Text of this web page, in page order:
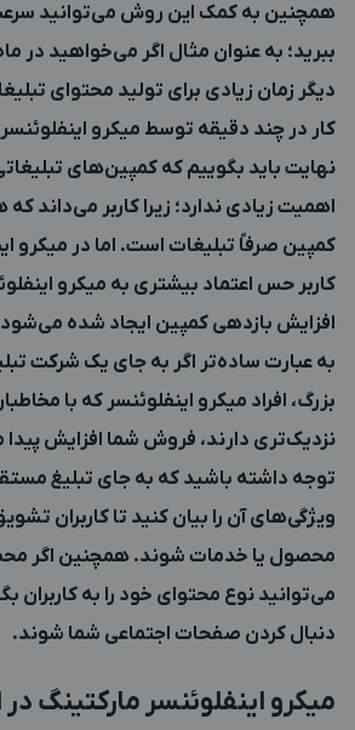
همچنین به کمک این روش می‌توانید سرعت
دیگر زمان زیادی برای تولید محتوای
کار در چند دقیقه توسط میکرو
نهایت باید بگوییم که کمپین‌های تبلیغاتی
اهمیت زیادی ندارد؛ زیرا کاربر می‌داند
کمپین صرفاً تبلیغات است. اما در میکرو
کاربر حس اعتماد بیشتری به میکرو
افزایش بازدهی کمپین ایجاد شده
به عبارت ساده‌تر اگر به جای یک شرکت
بزرگ، افراد میکرو اینفلوئنسر که با
نزدیک‌تری دارند، فروش شما افزایش پیدا
توجه داشته باشید که به جای تبلیغ
ویژگی‌های آن را بیان کنید تا کاربران
محصول یا خدمات شوند. همچنین اگر
می‌توانید نوع محتوای خود را به کاربران
دنبال کردن صفحات اجتماعی شما شوند.
میکرو اینفلوئنسر مارکتینگ در